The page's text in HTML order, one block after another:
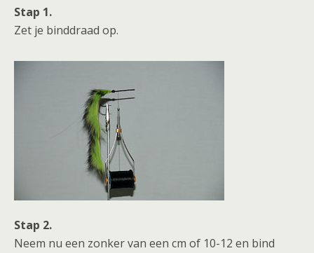
Stap 1.
Zet je binddraad op.
Stap 2.
Neem nu een zonker van een cm of 10-12 en bind